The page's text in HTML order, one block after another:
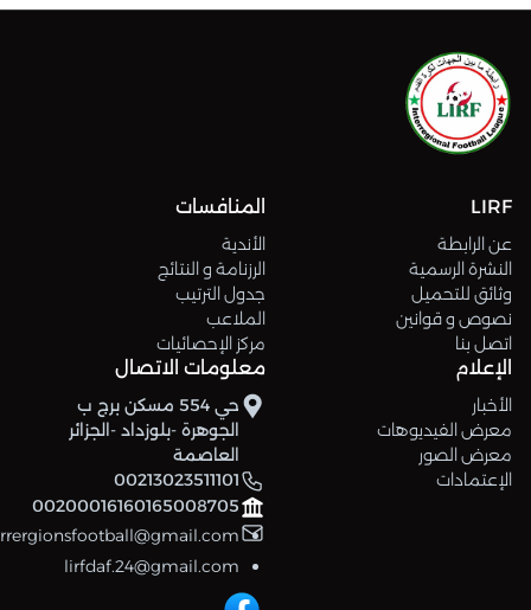
LIRF
عن الرابطة
النشرة الرسمية
وثائق للتحميل
نصوص و قوانين
اتصل بنا
المنافسات
الأندية
الرزنامة و النتائج
جدول الترتيب
الملاعب
مركز الإحصائيات
الإعلام
الأخبار
معرض الفيديوهات
معرض الصور
الإعتمادات
معلومات الاتصال
حي 554 مسكن برج ب
الجوهرة -بلوزداد -الجزائر
العاصمة
00213023511101
00200016160165008705
lirfdaf.24@gmail.com